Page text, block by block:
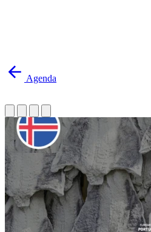
Agenda